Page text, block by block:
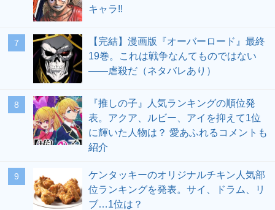
キャラ!!
【完結】漫画版『オーバーロード』最終
19巻。これは戦争なんてものではない
――虐殺だ（ネタバレあり）
『推しの子』人気ランキングの順位発
表。アクア、ルビー、アイを抑えて1位
に輝いた人物は？ 愛あふれるコメントも
紹介
ケンタッキーのオリジナルチキン人気部
位ランキングを発表。サイ、ドラム、リ
ブ…1位は？